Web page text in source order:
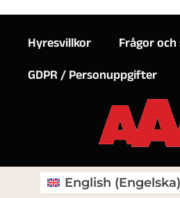
Hyresvillkor Frågor
GDPR / Personuppgifter
English (Engelska)